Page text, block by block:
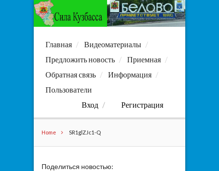
Главная
Видеоматериалы
Предложить новость
Приемная
Обратная связь
Информация
Пользователи
Вход
Регистрация
Home SR1glZJc1-Q
Поделиться новостью: